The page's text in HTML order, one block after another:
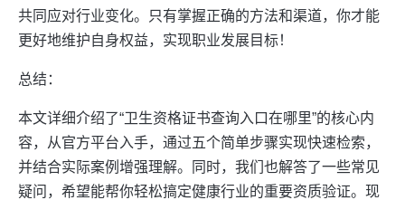
共同应对行业变化。只有掌握正确的方法和渠道，你才能
更好地维护自身权益，实现职业发展目标！
总结：
本文详细介绍了“卫生资格证书查询入口在哪里”的核心内
容，从官方平台入手，通过五个简单步骤实现快速检索，
并结合实际案例增强理解。同时，我们也解答了一些常见
疑问，希望能帮你轻松搞定健康行业的重要资质验证。现